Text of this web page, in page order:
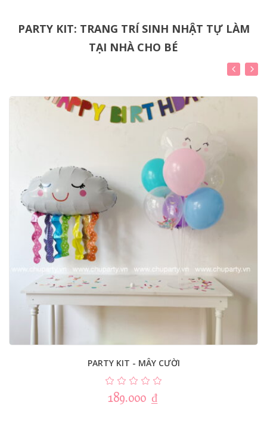
PARTY KIT: TRANG TRÍ SINH NHẬT TỰ LÀM
TẠI NHÀ CHO BÉ
PARTY KIT - MÂY CƯỜI
189.000 ₫